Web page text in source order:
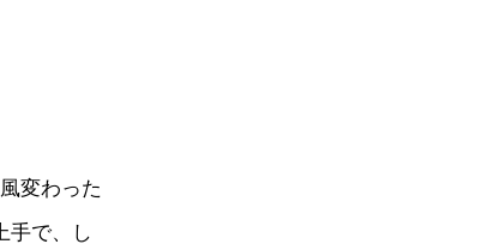
変わった
手で、し